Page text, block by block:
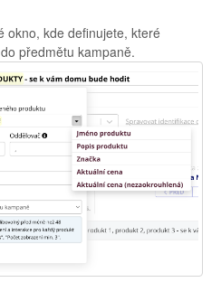
okno, kde definujete, které
předmětu kampaně.